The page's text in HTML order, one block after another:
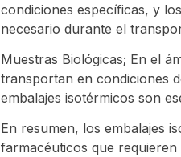
condiciones específicas, y
necesario durante el
Muestras Biológicas; En el
transportan en condiciones
embalajes isotérmicos son
En resumen, los embalajes
farmacéuticos que